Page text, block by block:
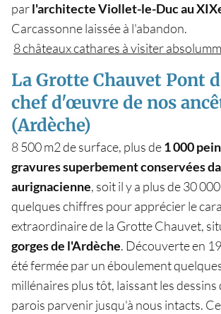
parl'architecte Viollet-le-Duc au
Carcassonne laissée à l'abandon.
8 châteaux cathares à visiter
La Grotte Chauvet Pont
chef d'œuvre de nos
(Ardèche)
8 500 m2 de surface, plus de1 000
gravures superbement conservées
aurignacienne, soit il y a plus de 30
quelques chiffres pour apprécier le
extraordinaire de la Grotte Chauvet,
gorges de l'Ardèche. Découverte en
été fermée par un éboulement
millénaires plus tôt, laissant les
parois parvenir jusqu'à nous intacts.